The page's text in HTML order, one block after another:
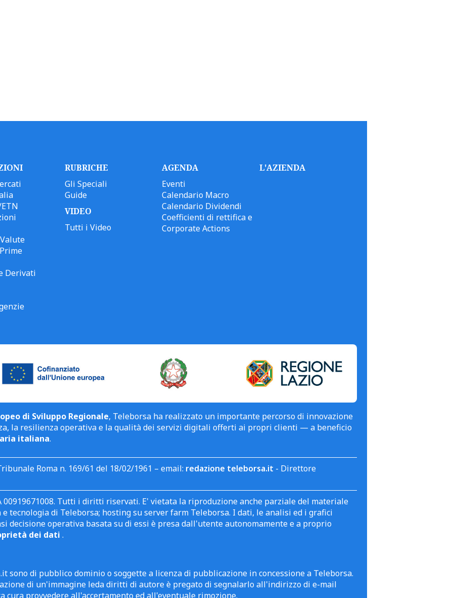
Derivati
RUBRICHE
Gli Speciali
Guide
VIDEO
Tutti i Video
AGENDA
Eventi
Calendario Macro
Calendario Dividendi
Coefficienti di rettifica e
Corporate Actions
L'AZIENDA
di Sviluppo Regionale, Teleborsa ha realizzato un importante percorso di innovazione
la resilienza operativa e la qualità dei servizi digitali offerti ai propri clienti — a beneficio
italiana.
Roma n. 169/61 del 18/02/1961 – email: redazione teleborsa.it - Direttore
00919671008. Tutti i diritti riservati. E' vietata la riproduzione anche parziale del materiale
tecnologia di Teleborsa; hosting su server farm Teleborsa. I dati, le analisi ed i grafici
decisione operativa basata su di essi è presa dall'utente autonomamente e a proprio
dei dati .
sono di pubblico dominio o soggette a licenza di pubblicazione in concessione a Teleborsa.
di un'immagine leda diritti di autore è pregato di segnalarlo all'indirizzo di e-mail
cura provvedere all'accertamento ed all'eventuale rimozione.